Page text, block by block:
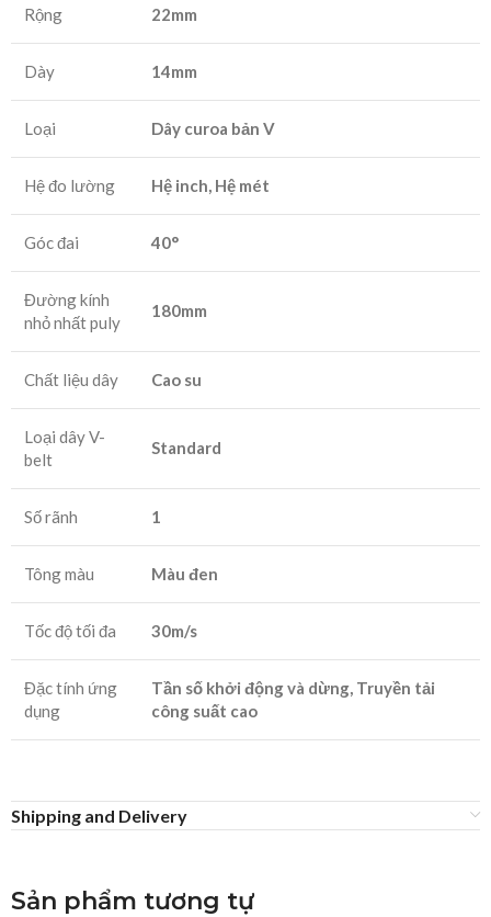
Rộng 22mm
Dày 14mm
Loại Dây curoa bản V
Hệ đo lường Hệ inch, Hệ mét
Góc đai 40°
Đường kính
nhỏ nhất puly
180mm
Chất liệu dây Cao su
Loại dây V-
belt
Standard
Số rãnh 1
Tông màu Màu đen
Tốc độ tối đa 30m/s
Đặc tính ứng
dụng
Tần số khởi động và dừng, Truyền tải
công suất cao
Shipping and Delivery
Sản phẩm tương tự